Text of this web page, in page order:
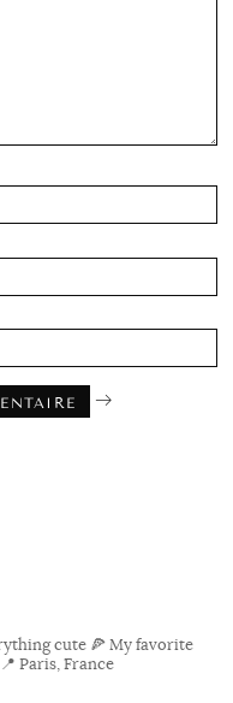
cute 🍕 My favorite
📍 Paris, France